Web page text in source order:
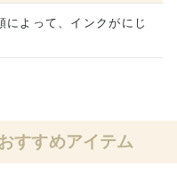
によって、インクがにじ
すすめアイテム